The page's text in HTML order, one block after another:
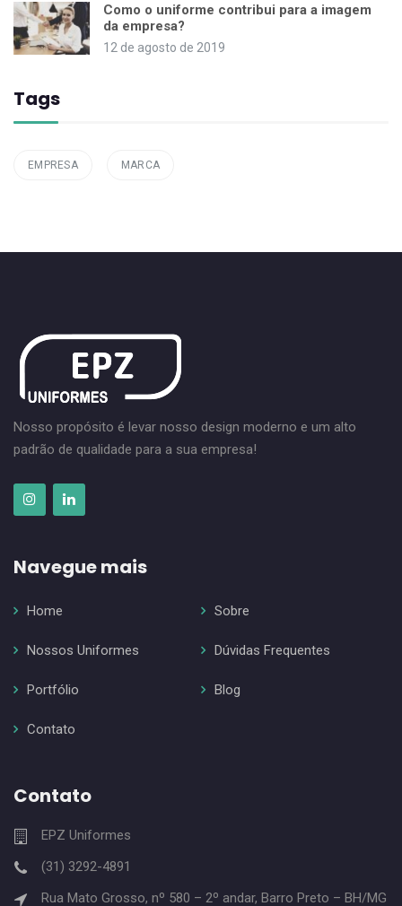
Como o uniforme contribui para a imagem
da empresa?
12 de agosto de 2019
Tags
EMPRESA MARCA
Nosso propósito é levar nosso design moderno e um alto
padrão de qualidade para a sua empresa!
Navegue mais
Home Sobre
Nossos Uniformes Dúvidas Frequentes
Portfólio Blog
Contato
Contato
EPZ Uniformes
(31) 3292-4891
Rua Mato Grosso, nº 580 – 2º andar, Barro Preto – BH/MG